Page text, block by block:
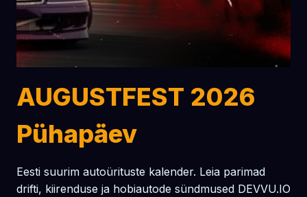
AUGUSTFEST 2026
Pühapäev
Eesti suurim autoürituste kalender. Leia parimad
drifti, kiirenduse ja hobiautode sündmused DEVVU.IO